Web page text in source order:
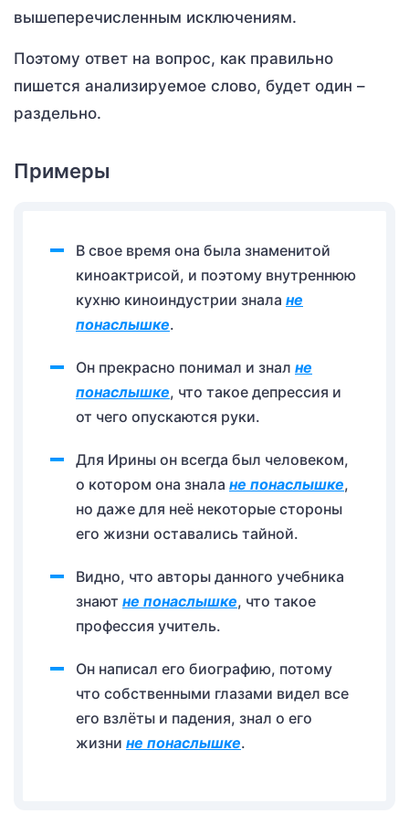
вышеперечисленным исключениям.
Поэтому ответ на вопрос, как правильно
пишется анализируемое слово, будет один –
раздельно.
Примеры
В свое время она была знаменитой
киноактрисой, и поэтому внутреннюю
кухню киноиндустрии знала не
понаслышке.
Он прекрасно понимал и знал не
понаслышке, что такое депрессия и
от чего опускаются руки.
Для Ирины он всегда был человеком,
о котором она знала не понаслышке,
но даже для неё некоторые стороны
его жизни оставались тайной.
Видно, что авторы данного учебника
знают не понаслышке, что такое
профессия учитель.
Он написал его биографию, потому
что собственными глазами видел все
его взлёты и падения, знал о его
жизни не понаслышке.